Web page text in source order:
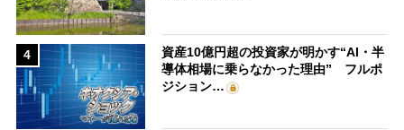
4
資産10億円超の投資家が明かす“AI・半
導体相場に乗らなかった理由” フルポ
ジション…